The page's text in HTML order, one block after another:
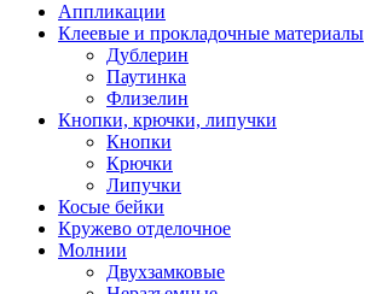
Аппликации
Клеевые и прокладочные материалы
Дублерин
Паутинка
Флизелин
Кнопки, крючки, липучки
Кнопки
Крючки
Липучки
Косые бейки
Кружево отделочное
Молнии
Двухзамковые